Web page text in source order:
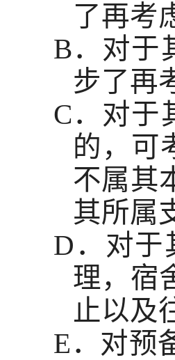
了再考
B．对于
步了再
C ．对于
的，可
不属其
其所属
D ．对
理，宿
止以及
E ．对预